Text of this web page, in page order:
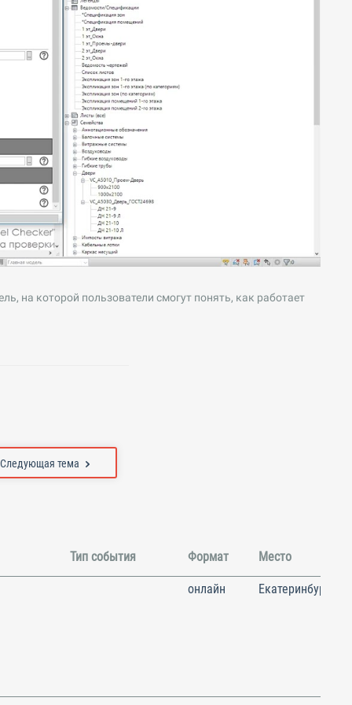
на которой пользователи смогут понять, как работает
Следующая тема
Тип события Формат Место
онлайн Екатеринбург